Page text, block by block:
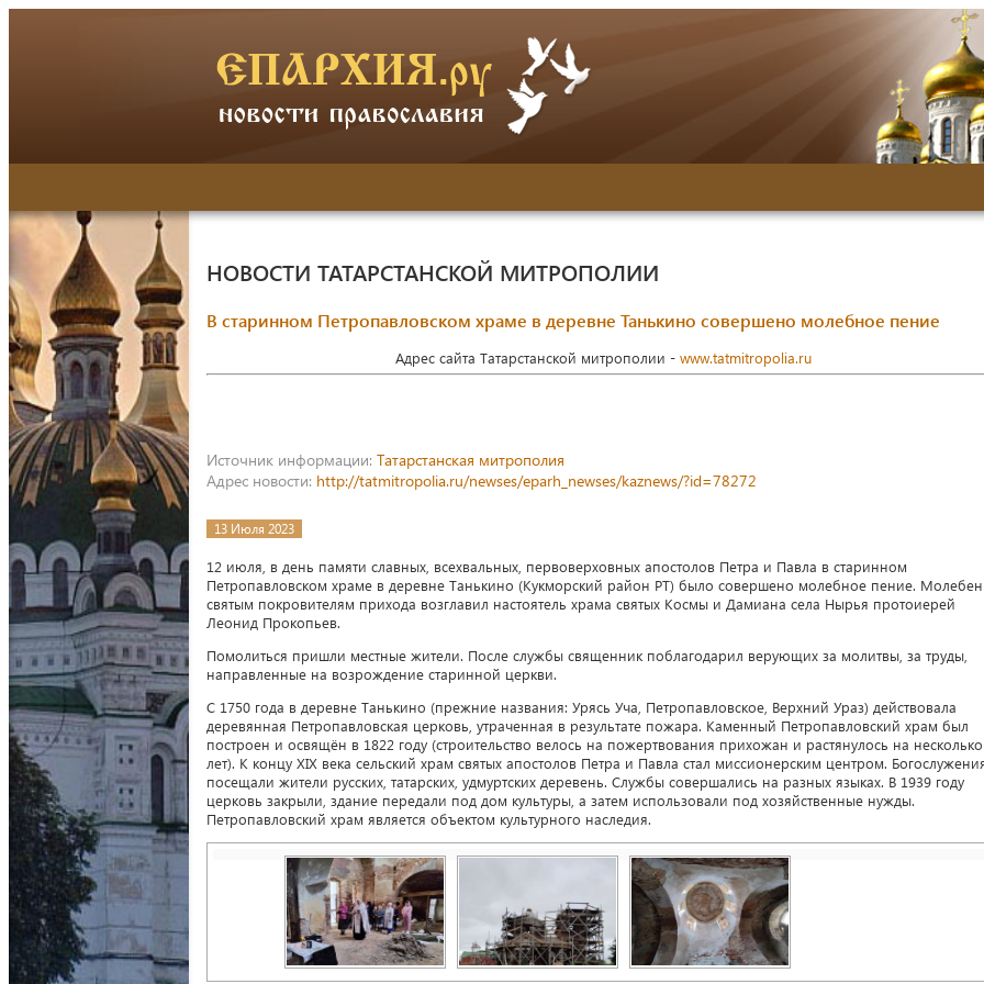
НОВОСТИ ТАТАРСТАНСКОЙ МИТРОПОЛИИ
В старинном Петропавловском храме в деревне Танькино совершено молебное пение
Адрес сайта Татарстанской митрополии - www.tatmitropolia.ru
Источник информации: Татарстанская митрополия
Адрес новости: http://tatmitropolia.ru/newses/eparh_newses/kaznews/?id=78272
13 Июля 2023
12 июля, в день памяти славных, всехвальных, первоверховных апостолов Петра и Павла в старинном
Петропавловском храме в деревне Танькино (Кукморский район РТ) было совершено молебное пение. Молебен
святым покровителям прихода возглавил настоятель храма святых Космы и Дамиана села Нырья протоиерей
Леонид Прокопьев.
Помолиться пришли местные жители. После службы священник поблагодарил верующих за молитвы, за труды,
направленные на возрождение старинной церкви.
С 1750 года в деревне Танькино (прежние названия: Урясь Уча, Петропавловское, Верхний Ураз) действовала
деревянная Петропавловская церковь, утраченная в результате пожара. Каменный Петропавловский храм был
построен и освящён в 1822 году (строительство велось на пожертвования прихожан и растянулось на несколько
лет). К концу XIX века сельский храм святых апостолов Петра и Павла стал миссионерским центром.
посещали жители русских, татарских, удмуртских деревень. Службы совершались на разных языках. В 1939 году
церковь закрыли, здание передали под дом культуры, а затем использовали под хозяйственные нужды.
Петропавловский храм является объектом культурного наследия.